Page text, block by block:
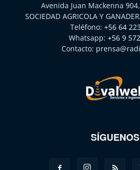
Avenida Juan Mackenna
SOCIEDAD AGRICOLA Y
Teléfono: +56 64
Whatsapp: +56 9
Contacto:
SÍGUENOS